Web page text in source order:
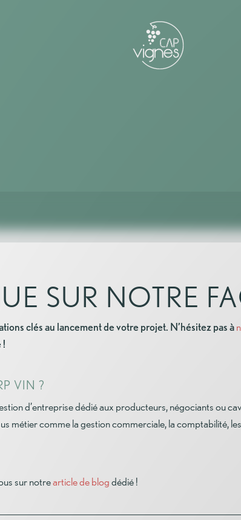
SUR NOTRE
clés au lancement de votre projet. N’hésitez pas à
!
VIN ?
d’entreprise dédié aux producteurs, négociants ou
métier comme la gestion commerciale, la comptabilité,
sur notrearticle de blogdédié !